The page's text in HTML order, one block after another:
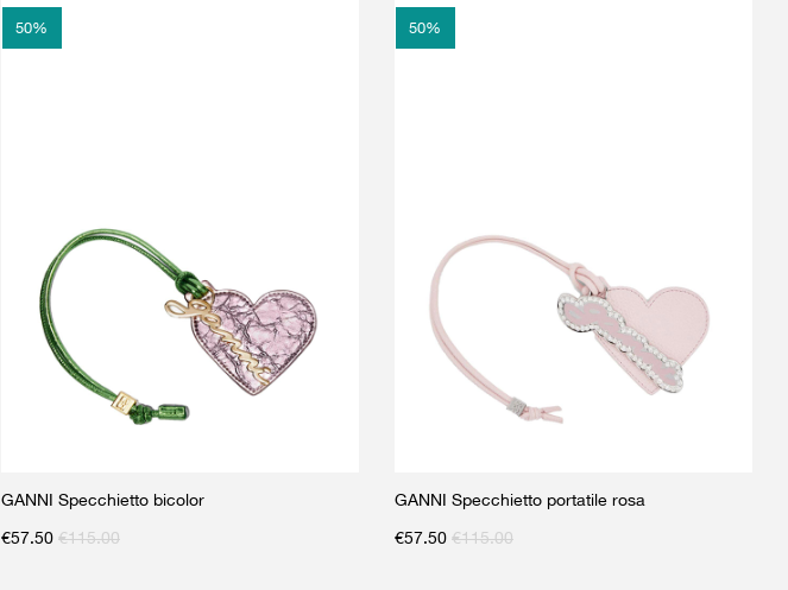
50%
GANNI Specchietto bicolor
€57.50 €115.00
50%
GANNI Specchietto portatile rosa
€57.50 €115.00